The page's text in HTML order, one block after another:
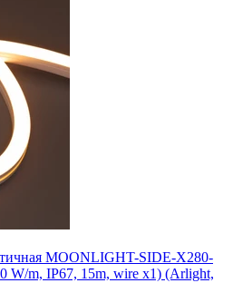
MOONLIGHT-SIDE-X280-
W/m, IP67, 15m, wire x1) (Arlight,